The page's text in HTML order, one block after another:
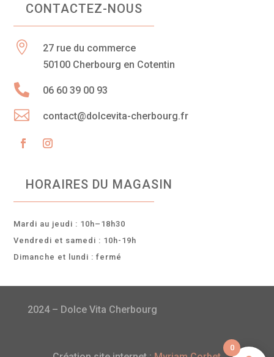
CONTACTEZ-NOUS

27 rue du commerce
50100 Cherbourg en Cotentin
 06 60 39 00 93
 contact@dolcevita-cherbourg.fr
HORAIRES DU MAGASIN
Mardi au jeudi : 10h–18h30
Vendredi et samedi : 10h-19h
Dimanche et lundi : fermé
2024 – Dolce Vita Cherbourg
0